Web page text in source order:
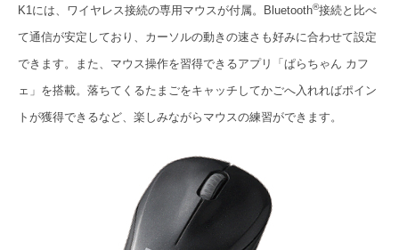
K1には、ワイヤレス接続の専用マウスが付属。Bluetooth®接続と比べ
て通信が安定しており、カーソルの動きの速さも好みに合わせて設定
できます。また、マウス操作を習得できるアプリ「ぱらちゃん カフ
ェ」を搭載。落ちてくるたまごをキャッチしてかごへ入れればポイン
トが獲得できるなど、楽しみながらマウスの練習ができます。